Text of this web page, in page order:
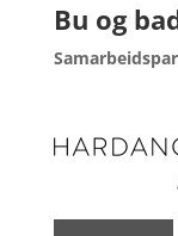
Bu og